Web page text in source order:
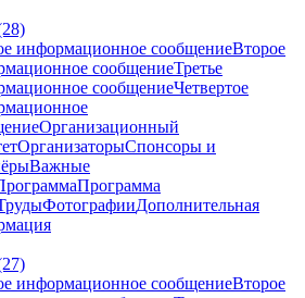
информационное сообщениеВторое
сообщениеТретье
сообщениеЧетвертое
Организационный
ОрганизаторыСпонсоры и
Важные
Программа
ФотографииДополнительная
информационное сообщениеВторое